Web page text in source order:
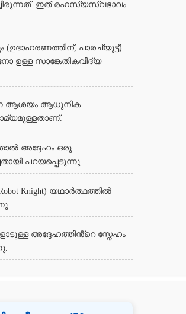
ഇത് രഹസ്യസ്വഭാവം
പാരച്യൂട്ട്)
ഉള്ള സാങ്കേതികവിദ്യ
ആശയം ആധുനിക
അദ്ദേഹം ഒരു
പറയപ്പെടുന്നു.
Knight) യഥാർത്ഥത്തിൽ
അദ്ദേഹത്തിൻ്റെ സ്നേഹം